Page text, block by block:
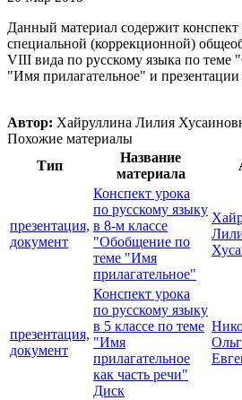
Данный материал содержит конспект
специальной (коррекционной)
VIII вида по русскому языка по теме
"Имя прилагательное" и
Автор: Хайруллина Лилия
Похожие материалы
Тип
Название
материала
презентация,
документ
Конспект урока
по русскому языку
в 8-м классе
"Обобщение по
теме "Имя
прилагательное"
презентация,
документ
Конспект урока
по русскому языку
в 5 классе по теме
"Имя
прилагательное
как часть речи"
Диск